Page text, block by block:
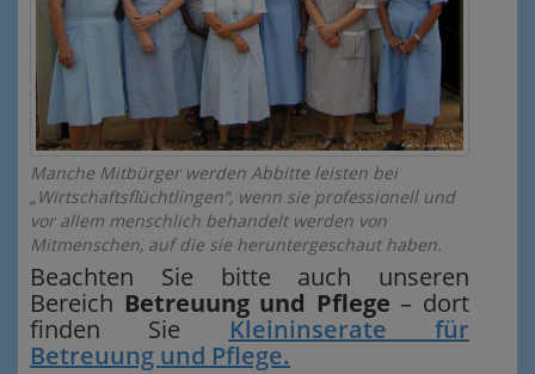
Manche Mitbürger werden Abbitte leisten bei
„Wirtschaftsflüchtlingen“, wenn sie professionell und
vor allem menschlich behandelt werden von
Mitmenschen, auf die sie heruntergeschaut haben.
Beachten Sie bitte auch unseren
Bereich Betreuung und Pflege – dort
finden Sie Kleininserate für
Betreuung und Pflege.